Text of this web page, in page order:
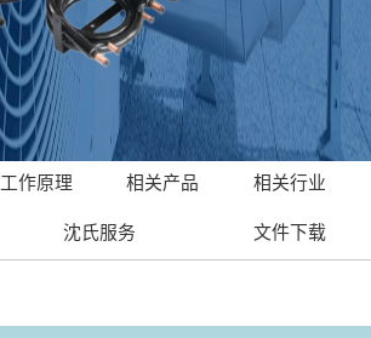
工作原理 相关产品 相关行业
沈氏服务 文件下载